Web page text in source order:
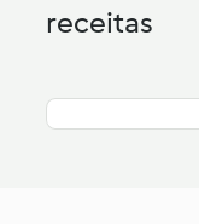
receitas